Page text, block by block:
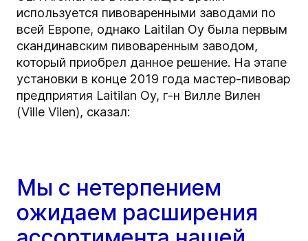
используется пивоваренными заводами по
всей Европе, однако Laitilan Oy была первым
скандинавским пивоваренным заводом,
который приобрел данное решение. На этапе
установки в конце 2019 года мастер-пивовар
предприятия Laitilan Oy, г-н Вилле Вилен
(Ville Vilen), сказал:
Мы с нетерпением
ожидаем расширения